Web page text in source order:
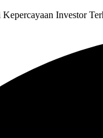
Investor